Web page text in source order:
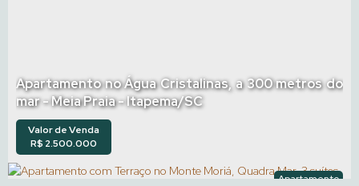
Apartamento no Água Cristalinas, a 300 metros do
mar - Meia Praia - Itapema/SC
R$ 2.500.000
Valor de Venda
Apartamento